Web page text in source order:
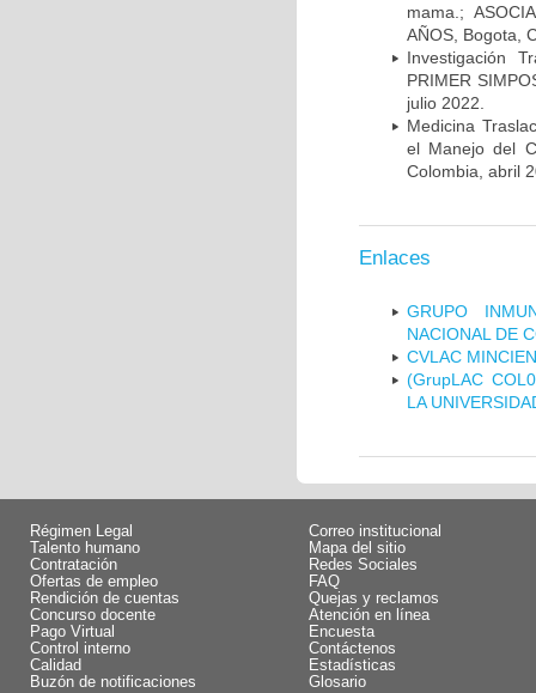
mama.;
AÑOS, Bogota,
Investigación
PRIMER
julio 2022.
Medicina
el Manejo del
Colombia, abril
Enlaces
GRUPO
NACIONAL DE
CVLAC
(GrupLAC
LA
Régimen Legal
Talento humano
Contratación
Ofertas de empleo
Rendición de cuentas
Concurso docente
Pago Virtual
Control interno
Calidad
Buzón de notificaciones
Correo institucional
Mapa del sitio
Redes Sociales
FAQ
Quejas y reclamos
Atención en línea
Encuesta
Contáctenos
Estadísticas
Glosario